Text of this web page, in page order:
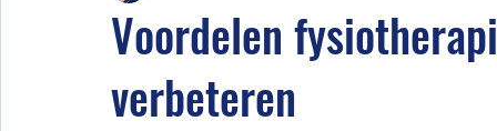
Voordelen
verbeteren